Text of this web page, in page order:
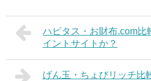
ハピタス・お財布.com
イントサイトか？
げん玉・ちょびリッチ